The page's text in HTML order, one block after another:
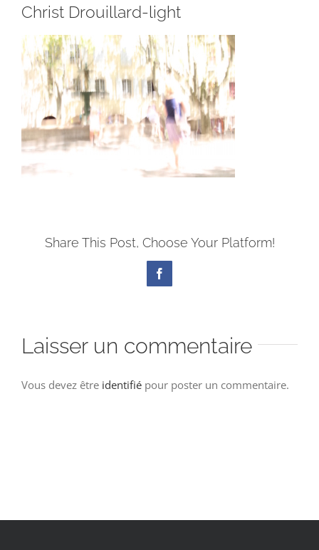
Christ Drouillard-light
Share This Post, Choose Your Platform!
Facebook
Laisser un commentaire
Vous devez être identifié pour poster un commentaire.